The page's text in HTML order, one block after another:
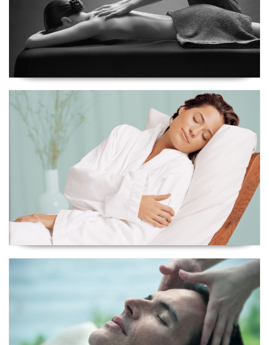
Ritual Premium Women
Ritual Premium Men